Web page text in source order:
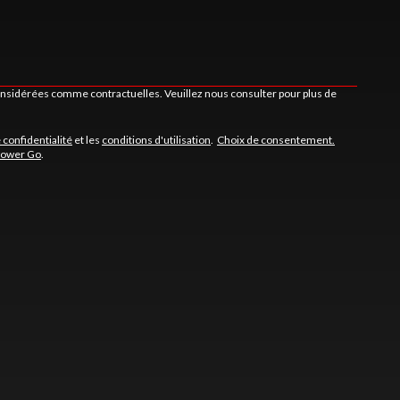
comme contractuelles. Veuillez nous consulter pour plus de
confidentialitéet les conditions d'utilisation. Choix de consentement.
Go.